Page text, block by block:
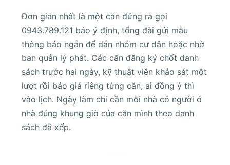
Đơn giản nhất là một căn đứng ra gọi
0943.789.121 báo ý định, tổng đài gửi mẫu
thông báo ngắn để dán nhóm cư dân hoặc nhờ
ban quản lý phát. Các căn đăng ký chốt danh
sách trước hai ngày, kỹ thuật viên khảo sát một
lượt rồi báo giá riêng từng căn, ai đồng ý thì
vào lịch. Ngày làm chỉ cần mỗi nhà có người ở
nhà đúng khung giờ của căn mình theo danh
sách đã xếp.